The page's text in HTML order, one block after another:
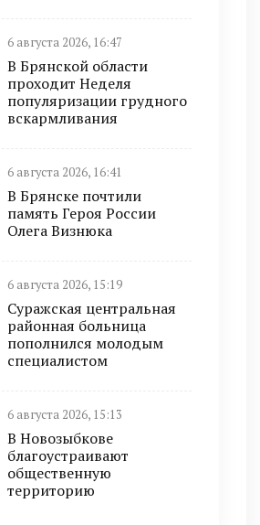
6 августа 2026, 16:47
В Брянской области
проходит Неделя
популяризации грудного
вскармливания
6 августа 2026, 16:41
В Брянске почтили
память Героя России
Олега Визнюка
6 августа 2026, 15:19
Суражская центральная
районная больница
пополнился молодым
специалистом
6 августа 2026, 15:13
В Новозыбкове
благоустраивают
общественную
территорию